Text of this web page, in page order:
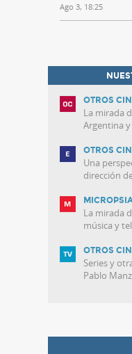
Ago 3, 18:25
OTROS
La mirada
Argentina
OTROS
Una
dirección
La mirada
música y
OTROS
Series y
Pablo